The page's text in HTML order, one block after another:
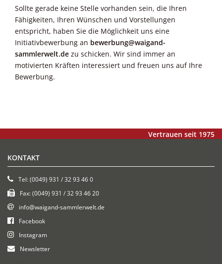
Sollte gerade keine Stelle vorhanden sein, die Ihren
Fähigkeiten, Ihren Wünschen und Vorstellungen
entspricht, haben Sie die Möglichkeit uns eine
Initiativbewerbung an bewerbung@waigand-
sammlerwelt.de zu schicken. Wir sind immer an
motivierten Kräften interessiert und freuen uns auf Ihre
Bewerbung.
Vertrauen seit 1975
KONTAKT
Tel: (0049) 931 / 32 93 46 0
Fax: (0049) 931 / 32 93 46 20
info@waigand-sammlerwelt.de
Facebook
Instagram
Newsletter